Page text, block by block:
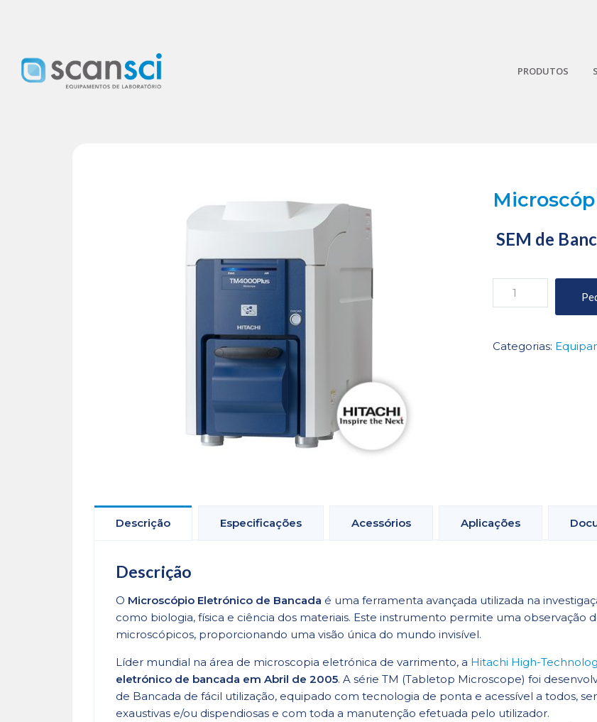
PRODUTOS
SEM de
Quantidade
Microscópio
de
Categorias:
Descrição Especificações Acessórios Aplicações
Descrição
O Microscópio Eletrónico de Bancada é uma ferramenta avançada utilizada na
como biologia, física e ciência dos materiais. Este instrumento permite uma observação
microscópicos, proporcionando uma visão única do mundo invisível.
Líder mundial na área de microscopia eletrónica de varrimento, a Hitachi High-
eletrónico de bancada em Abril de 2005. A série TM (Tabletop Microscope) foi
de Bancada de fácil utilização, equipado com tecnologia de ponta e acessível a todos,
exaustivas e/ou dispendiosas e com toda a manutenção efetuada pelo utilizador.